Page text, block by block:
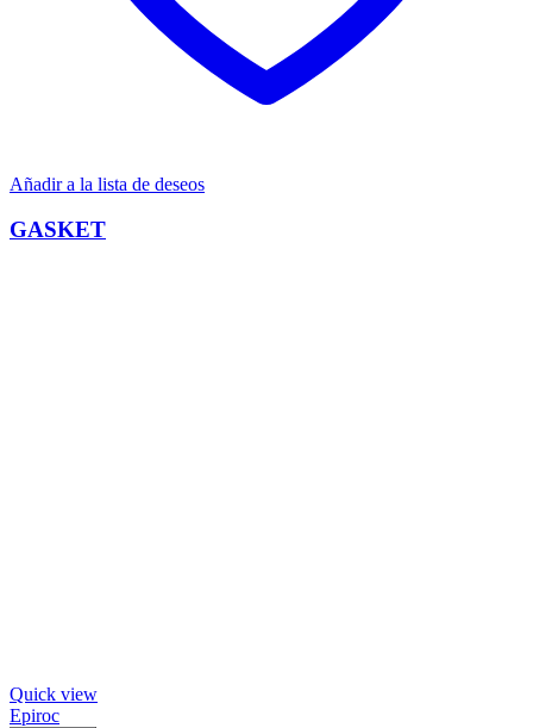
Añadir a la lista de deseos
GASKET
Quick view
Epiroc